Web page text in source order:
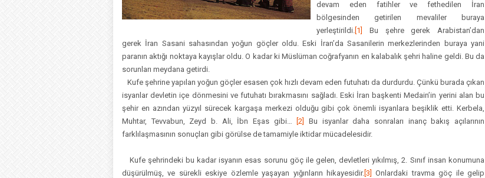
devam eden fatihler ve fethedilen İran
bölgesinden getirilen mevaliler buraya
yerleştirildi. [1]
Bu şehre gerek Arabistan’dan
gerek İran Sasani sahasından yoğun göçler oldu. Eski İran’da Sasanilerin merkezlerinden buraya yani
paranın aktığı noktaya kayışlar oldu. O kadar ki Müslüman coğrafyanın en kalabalık şehri haline geldi. Bu da
sorunları meydana getirdi.
Kufe şehrine yapılan yoğun göçler esasen çok hızlı devam eden futuhatı da durdurdu. Çünkü burada çıkan
isyanlar devletin içe dönmesini ve futuhatı bırakmasını sağladı. Eski İran başkenti Medain’in yerini alan bu
şehir en azından yüzyıl sürecek kargaşa merkezi olduğu gibi çok önemli isyanlara beşiklik etti. Kerbela,
Muhtar, Tevvabun, Zeyd b. Ali, İbn Eşas gibi…
[2]
Bu isyanlar daha sonraları inanç bakış açılarının
farklılaşmasının sonuçları gibi görülse de tamamiyle iktidar mücadelesidir.
Kufe şehrindeki bu kadar isyanın esas sorunu göç ile gelen, devletleri yıkılmış, 2. Sınıf insan konumuna
düşürülmüş, ve sürekli eskiye özlemle yaşayan yığınların hikayesidir.[3]
Onlardaki travma göç ile gelip